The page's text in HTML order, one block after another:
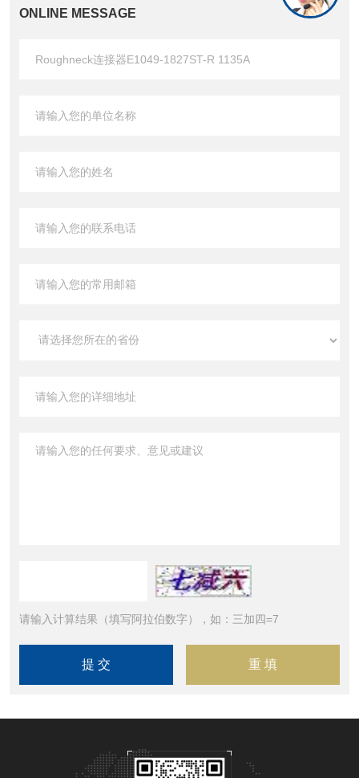
ONLINE MESSAGE
请输入计算结果（填写阿拉伯数字），如：三加四=7